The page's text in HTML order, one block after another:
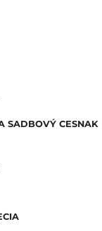
SADBOVÝ CESNAK